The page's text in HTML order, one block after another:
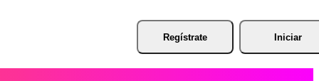
Regístrate Iniciar